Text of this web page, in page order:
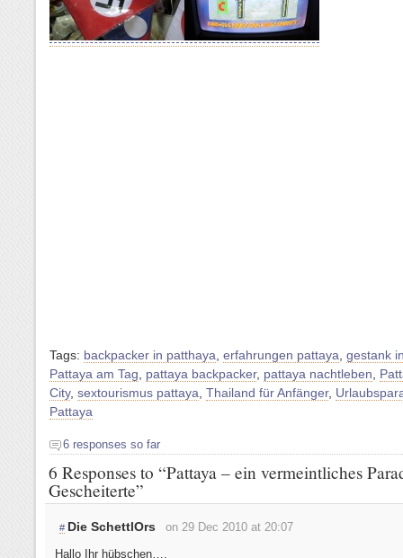
Tags: backpacker in patthaya, erfahrungen pattaya, gestank
Pattaya am Tag, pattaya backpacker, pattaya nachtleben,
City, sextourismus pattaya, Thailand für Anfänger,
Pattaya
6 responses so far
6 Responses to “Pattaya – ein vermeintliches
Gescheiterte”
# Die SchettlOrs
on 29 Dec 2010 at 20:07
Hallo Ihr hübschen….